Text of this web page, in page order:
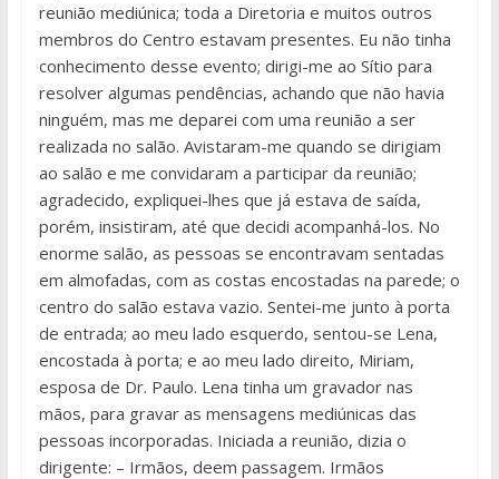
reunião mediúnica; toda a Diretoria e muitos outros
membros do Centro estavam presentes. Eu não tinha
conhecimento desse evento; dirigi-me ao Sítio para
resolver algumas pendências, achando que não havia
ninguém, mas me deparei com uma reunião a ser
realizada no salão. Avistaram-me quando se dirigiam
ao salão e me convidaram a participar da reunião;
agradecido, expliquei-lhes que já estava de saída,
porém, insistiram, até que decidi acompanhá-los. No
enorme salão, as pessoas se encontravam sentadas
em almofadas, com as costas encostadas na parede; o
centro do salão estava vazio. Sentei-me junto à porta
de entrada; ao meu lado esquerdo, sentou-se Lena,
encostada à porta; e ao meu lado direito, Miriam,
esposa de Dr. Paulo. Lena tinha um gravador nas
mãos, para gravar as mensagens mediúnicas das
pessoas incorporadas. Iniciada a reunião, dizia o
dirigente: – Irmãos, deem passagem. Irmãos